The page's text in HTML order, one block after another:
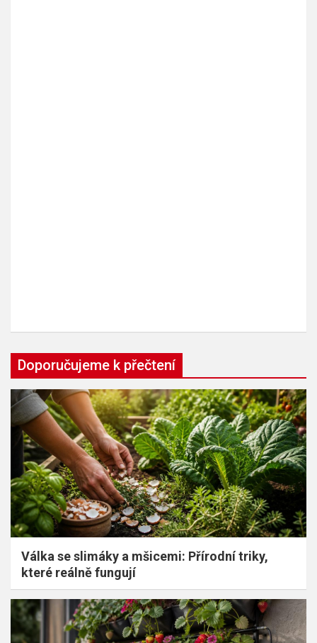
Doporučujeme k přečtení
Válka se slimáky a mšicemi: Přírodní triky,
které reálně fungují